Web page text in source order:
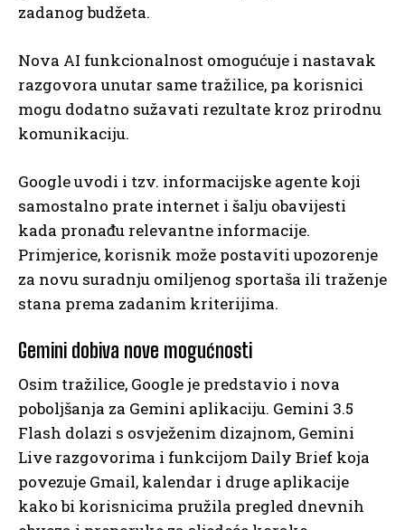
zadanog budžeta.
Nova AI funkcionalnost omogućuje i nastavak
razgovora unutar same tražilice, pa korisnici
mogu dodatno sužavati rezultate kroz prirodnu
komunikaciju.
Google uvodi i tzv. informacijske agente koji
samostalno prate internet i šalju obavijesti
kada pronađu relevantne informacije.
Primjerice, korisnik može postaviti upozorenje
za novu suradnju omiljenog sportaša ili traženje
stana prema zadanim kriterijima.
Gemini dobiva nove mogućnosti
Osim tražilice, Google je predstavio i nova
poboljšanja za Gemini aplikaciju. Gemini 3.5
Flash dolazi s osvježenim dizajnom, Gemini
Live razgovorima i funkcijom Daily Brief koja
povezuje Gmail, kalendar i druge aplikacije
kako bi korisnicima pružila pregled dnevnih